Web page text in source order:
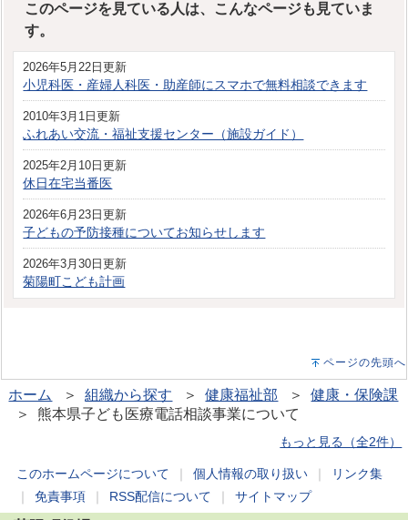
このページを見ている人は、こんなページも見ていま
す。
2026年5月22日更新
小児科医・産婦人科医・助産師にスマホで無料相談できます
2010年3月1日更新
ふれあい交流・福祉支援センター（施設ガイド）
2025年2月10日更新
休日在宅当番医
2026年6月23日更新
子どもの予防接種についてお知らせします
2026年3月30日更新
菊陽町こども計画
ページの先頭へ
ホーム ＞組織から探す ＞健康福祉部 ＞健康・保険課
＞ 熊本県子ども医療電話相談事業について
もっと見る（全2件）
このホームページについて 個人情報の取り扱い
リンク集
免責事項 RSS配信について サイトマップ